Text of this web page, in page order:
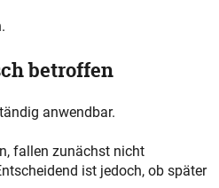
betroffen
anwendbar.
fallen zunächst nicht
ist jedoch, ob später